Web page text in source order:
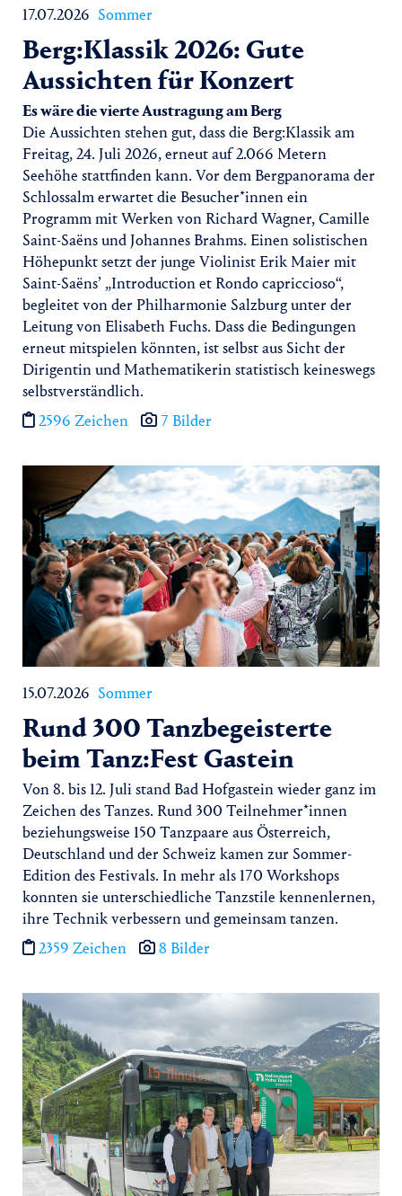
17.07.2026 Sommer
Berg:Klassik 2026: Gute
Aussichten für Konzert
Es wäre die vierte Austragung am Berg
Die Aussichten stehen gut, dass die Berg:Klassik am
Freitag, 24. Juli 2026, erneut auf 2.066 Metern
Seehöhe stattfinden kann. Vor dem Bergpanorama der
Schlossalm erwartet die Besucher*innen ein
Programm mit Werken von Richard Wagner, Camille
Saint-Saëns und Johannes Brahms. Einen solistischen
Höhepunkt setzt der junge Violinist Erik Maier mit
Saint-Saëns’ „Introduction et Rondo capriccioso“,
begleitet von der Philharmonie Salzburg unter der
Leitung von Elisabeth Fuchs. Dass die Bedingungen
erneut mitspielen könnten, ist selbst aus Sicht der
Dirigentin und Mathematikerin statistisch keineswegs
selbstverständlich.
2596 Zeichen
7 Bilder
15.07.2026 Sommer
Rund 300 Tanzbegeisterte
beim Tanz:Fest Gastein
Von 8. bis 12. Juli stand Bad Hofgastein wieder ganz im
Zeichen des Tanzes. Rund 300 Teilnehmer*innen
beziehungsweise 150 Tanzpaare aus Österreich,
Deutschland und der Schweiz kamen zur Sommer-
Edition des Festivals. In mehr als 170 Workshops
konnten sie unterschiedliche Tanzstile kennenlernen,
ihre Technik verbessern und gemeinsam tanzen.
2359 Zeichen
8 Bilder